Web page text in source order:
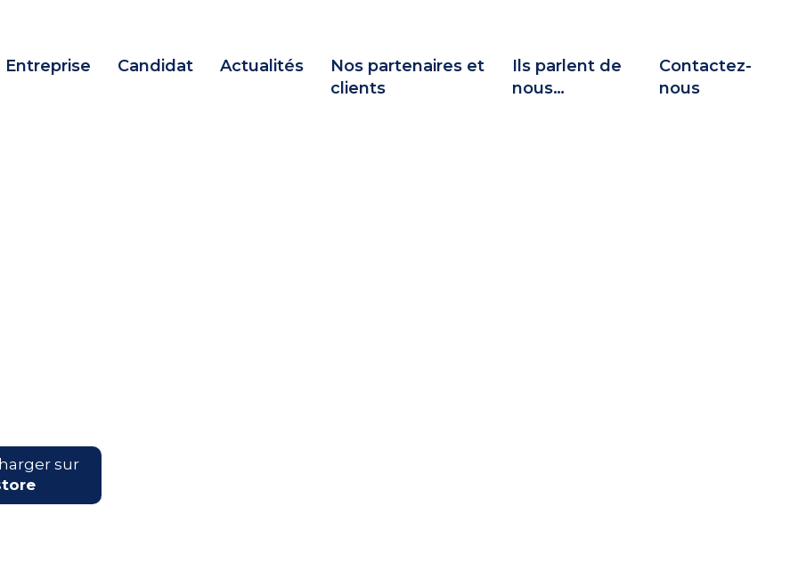
Entreprise Candidat Actualités
Nos partenaires et
clients
Ils parlent de
nous…
Contactez-
nous
sur